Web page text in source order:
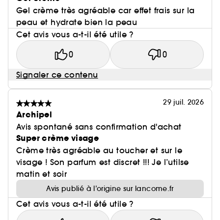
peau propre, après avoir utilisé le Sérum
Advanced Génifique.
1. Prélever une noisette de crème et chauffer-là
dans la paume de votre main. Fermer les yeux et
respirer profondément dans vos mains 3 fois.
Appliquer et lisser sur l'ensemble du visage.
2. A l'aide de votre index, réaliser des
mouvements de lissage de l'intérieur vers
l'extérieur de votre visage, en pressant
légèrement votre peau à la fin du geste.
Commencer par la mâchoire puis remonter
jusqu'au front en passant par la bouche, le nez et
les sourcils. Répéter 3 fois.
3. Terminer sur le cou et le décolleté en lissant
doucement du bas vers le haut. Répéter 3 fois.
4. Pour plus de relaxation : fermer les yeux et
appliquer de légères pressions sur votre peau, à
l'aide de la pulpe des doigts, du milieu du visage
Gel crème très agréable car effet frais sur la
peau et hydrate bien la peau
Cet avis vous a-t-il été utile ?
0 0
Signaler ce contenu
29 juil. 2026
Archipel
Avis spontané sans confirmation d'achat
Super crème visage
Crème très agréable au toucher et sur le
visage ! Son parfum est discret !!! Je l’utilse
matin et soir
Avis publié à l’origine sur lancome.fr
Cet avis vous a-t-il été utile ?